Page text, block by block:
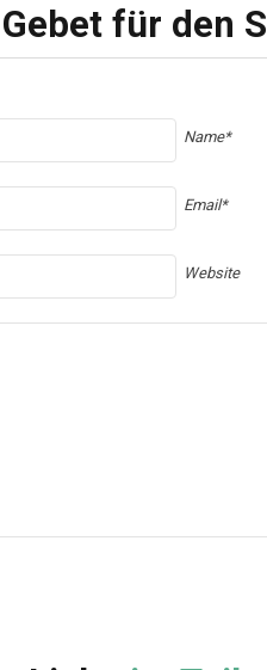
für den
Name*
Email*
Website